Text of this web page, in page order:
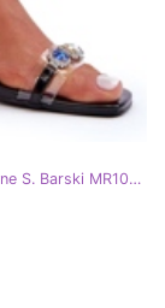
S.Barski Ženske visoke potpetice s kristalima carne S. Barski MR1037-01 crna